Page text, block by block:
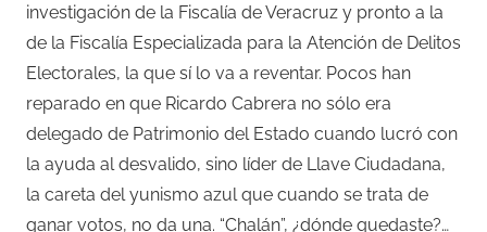
investigación de la Fiscalía de Veracruz y pronto a la
de la Fiscalía Especializada para la Atención de Delitos
Electorales, la que sí lo va a reventar. Pocos han
reparado en que Ricardo Cabrera no sólo era
delegado de Patrimonio del Estado cuando lucró con
la ayuda al desvalido, sino líder de Llave Ciudadana,
la careta del yunismo azul que cuando se trata de
ganar votos, no da una. “Chalán”, ¿dónde quedaste?…